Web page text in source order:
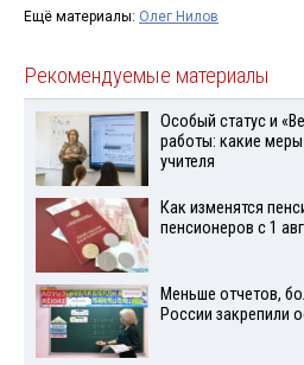
Ещё материалы: Олег Нилов
Рекомендуемые материалы
Особый статус и
работы: какие
учителя
Как изменятся
пенсионеров с 1
Меньше отчетов,
России закрепили